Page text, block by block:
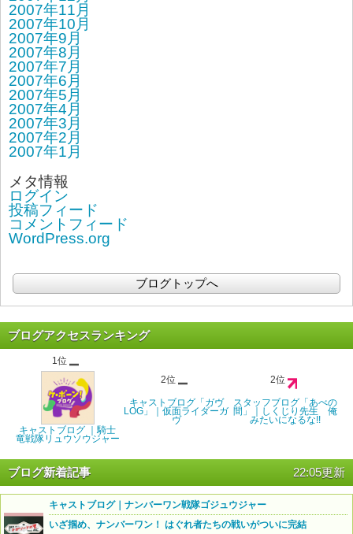
2007年11月
2007年10月
2007年9月
2007年8月
2007年7月
2007年6月
2007年5月
2007年4月
2007年3月
2007年2月
2007年1月
メタ情報
ログイン
投稿フィード
コメントフィード
WordPress.org
ブログトップへ
ブログアクセスランキング
1位
キャストブログ ｜騎士
竜戦隊リュウソウジャー
2位
キャストブログ「ガヴ
LOG」｜仮面ライダーガ
ヴ
2位
スタッフブログ「あべの
間」｜しくじり先生 俺
みたいになるな!!
ブログ新着記事 22:05更新
キャストブログ｜ナンバーワン戦隊ゴジュウジャー
いざ掴め、ナンバーワン！ はぐれ者たちの戦いがついに完結